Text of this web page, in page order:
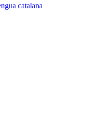
catalana